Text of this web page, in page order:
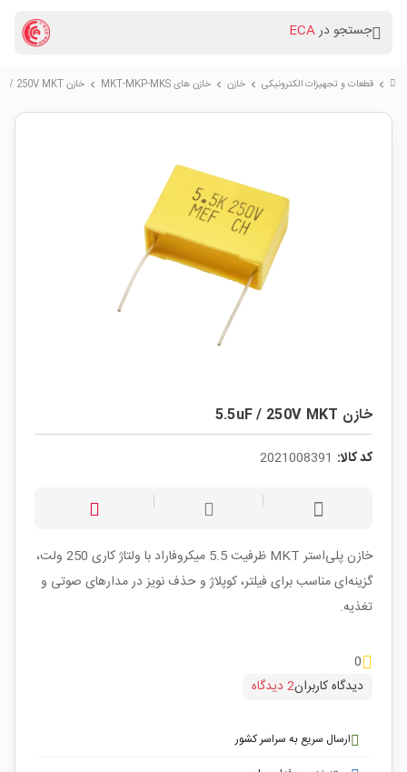
جستجو درECA
chevron_right قطعات و تجهیزات الکترونیکی chevron_right خازن chevron_right خازن های MKT-MKP-MKS chevron_right خازن 5.5uF / 250V MKT
خازن 5.5uF / 250V MKT
کد کالا: 2021008391
خازن پلی‌استر MKT ظرفیت 5.5 میکروفاراد با ولتاژ کاری 250 ولت،
گزینه‌ای مناسب برای فیلتر، کوپلاژ و حذف نویز در مدارهای صوتی و
تغذیه.
0
دیدگاه کاربران2 دیدگاه
ارسال سریع به سراسر کشور